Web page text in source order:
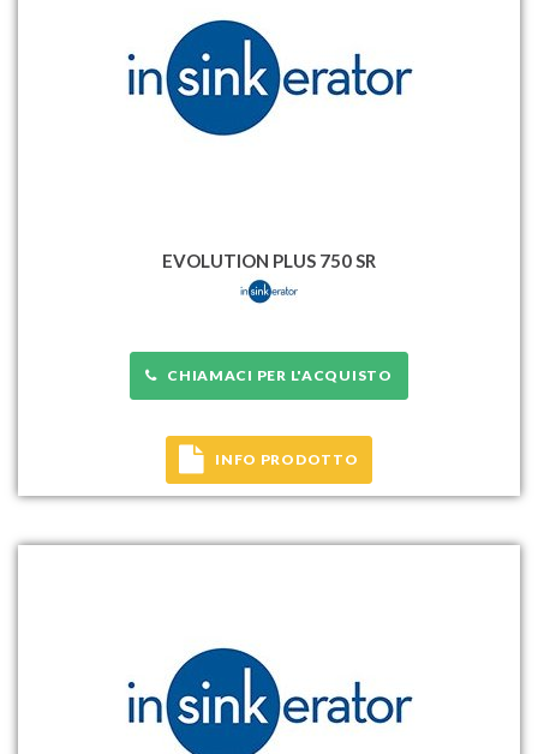
EVOLUTION PLUS 750 SR
CHIAMACI PER L'ACQUISTO
INFO PRODOTTO